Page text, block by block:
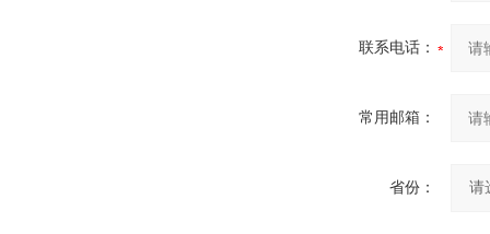
联系电话：
常用邮箱：
省份：